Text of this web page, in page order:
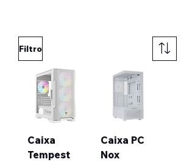
Filtro
Caixa
Tempest
Caixa PC
Nox